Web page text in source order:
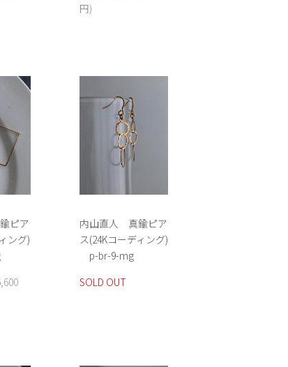
円)
ピア
ング)
内山直人 真鍮ピア
ス(24Kコーディング)
p-br-9-mg
SOLD OUT